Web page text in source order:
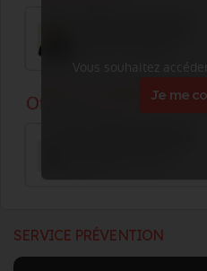
Vous souhaitez
Je me
SERVICE PRÉVENTION